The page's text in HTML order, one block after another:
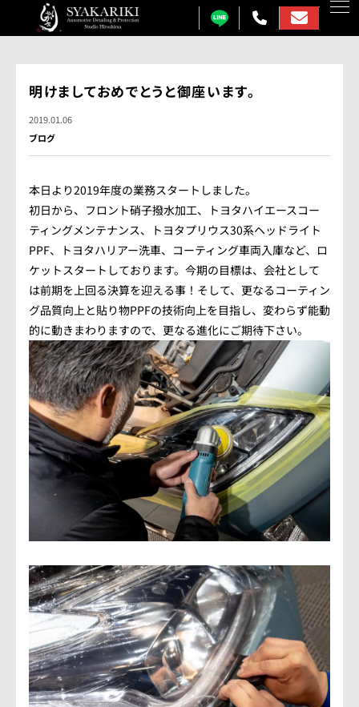
プロテクションフィルム
カーフィルム
カーラッピング
ガラス研磨
しゃかりきについて
施工事例
各メニュー料金表
会社概要
アクセス情報
お気軽にお問い合わせください。
TEL.082-225-7355
LINEでお問い合わせ
営業時間：10:00~18:00（日・祝10:00~17:00）
定休日：第3日曜/水曜定休
明けましておめでとうと御座います。
2019.01.06
ブログ
本日より2019年度の業務スタートしました。
初日から、フロント硝子撥水加工、トヨタハイエースコー
ティングメンテナンス、トヨタプリウス30系ヘッドライト
PPF、トヨタハリアー洗車、コーティング車両入庫など、ロ
ケットスタートしております。今期の目標は、会社として
は前期を上回る決算を迎える事！そして、更なるコーティン
グ品質向上と貼り物PPFの技術向上を目指し、変わらず能動
的に動きまわりますので、更なる進化にご期待下さい。